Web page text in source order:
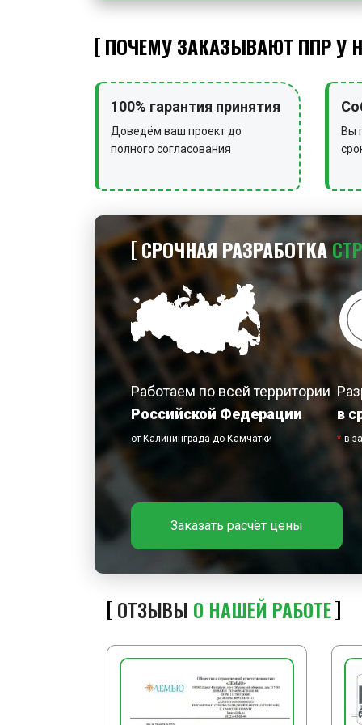
ПОЧЕМУ ЗАКАЗЫВАЮТ ППР У
100% гарантия принятия
Доведём ваш проект до
полного согласования
Вы
СРОЧНАЯ РАЗРАБОТКА
Работаем по всей территории
Российской Федерации
от Калининграда до Камчатки
в
* в
Заказать расчёт цены
ОТЗЫВЫ О НАШЕЙ РАБОТЕ